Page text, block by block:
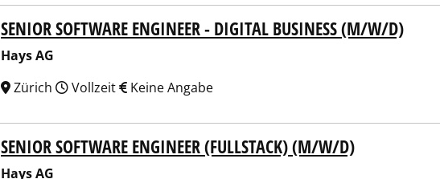
SENIOR SOFTWARE ENGINEER - DIGITAL BUSINESS (M/W/D)
Hays AG
Zürich
Vollzeit Keine Angabe
SENIOR SOFTWARE ENGINEER (FULLSTACK) (M/W/D)
Hays AG